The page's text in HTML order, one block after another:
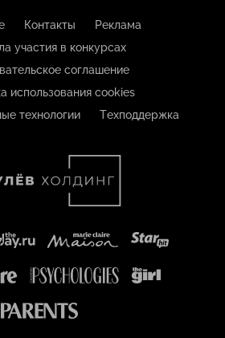
Контакты
Реклама
участия в конкурсах
соглашение
использования cookies
технологии
Техподдержка